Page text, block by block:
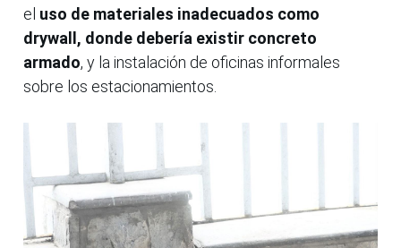
el uso de materiales inadecuados como
drywall, donde debería existir concreto
armado, y la instalación de oficinas informales
sobre los estacionamientos.